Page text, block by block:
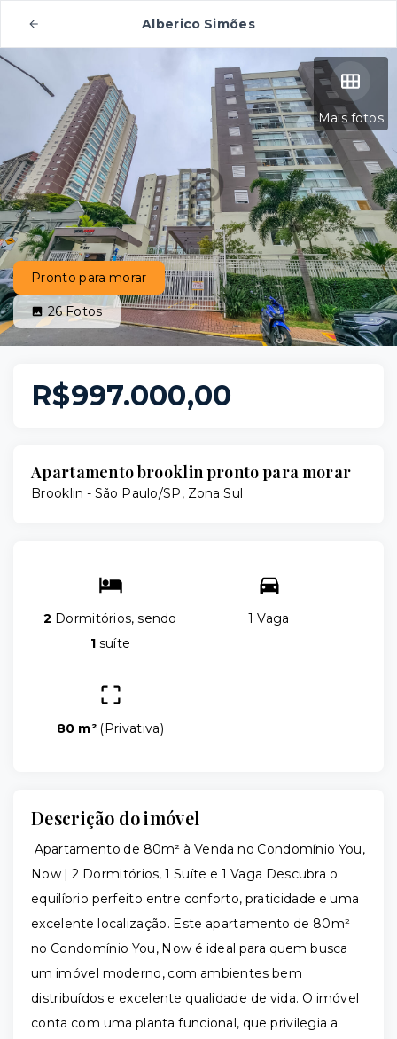
Alberico Simões
Mais fotos
Pronto para morar
26Fotos
R$997.000,00
Apartamento brooklin pronto para morar
Brooklin - São Paulo/SP, Zona Sul
2 Dormitórios, sendo
1 suíte
1 Vaga
80 m² (Privativa)
Descrição do imóvel
Apartamento de 80m² à Venda no Condomínio You,
Now | 2 Dormitórios, 1 Suíte e 1 Vaga Descubra o
equilíbrio perfeito entre conforto, praticidade e uma
excelente localização. Este apartamento de 80m²
no Condomínio You, Now é ideal para quem busca
um imóvel moderno, com ambientes bem
distribuídos e excelente qualidade de vida. O imóvel
conta com uma planta funcional, que privilegia a